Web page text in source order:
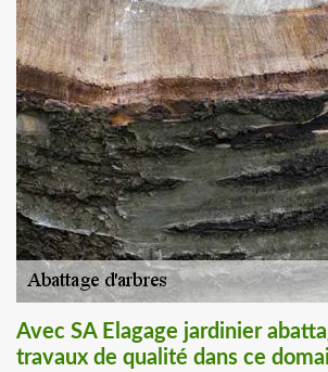
Avec SA Elagage jardinier
travaux de qualité dans ce